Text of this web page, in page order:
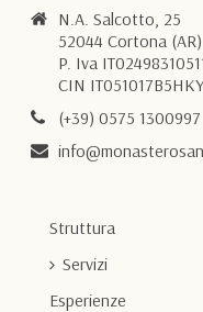
N.A. Salcotto, 25
52044 Cortona (AR)
P. Iva
CIN
(+39) 0575 1300997
Struttura
Servizi
Esperienze